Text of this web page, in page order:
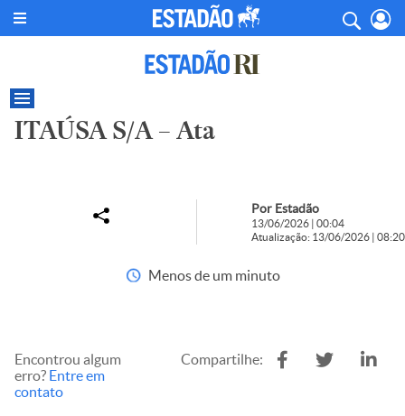
ITAÚSA S/A – Ata
Por Estadão
13/06/2026 | 00:04
Atualização: 13/06/2026 | 08:20
Menos de um minuto
Encontrou algum
erro? Entre em
contato
Compartilhe: